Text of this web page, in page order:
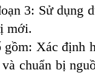
3: Sử dụng
mới.
Xác định
chuẩn bị